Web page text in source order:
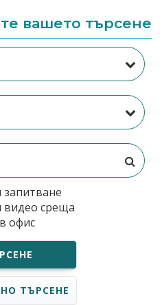
вашето търсене
видео среща
офис
ТЪРСЕНЕ